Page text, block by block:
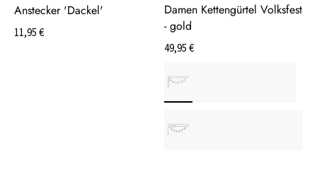
Anstecker 'Dackel'
11,95 €
Damen Kettengürtel Volksfest
- gold
49,95 €